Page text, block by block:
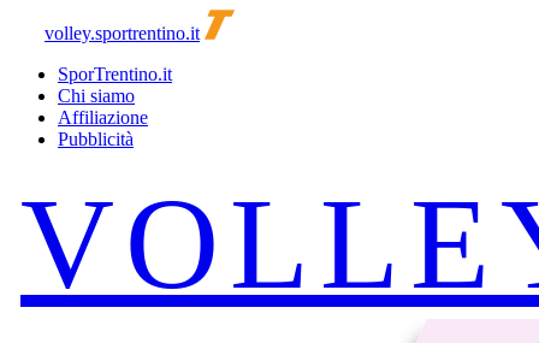
volley.sportrentino.it
SporTrentino.it
Chi siamo
Affiliazione
Pubblicità